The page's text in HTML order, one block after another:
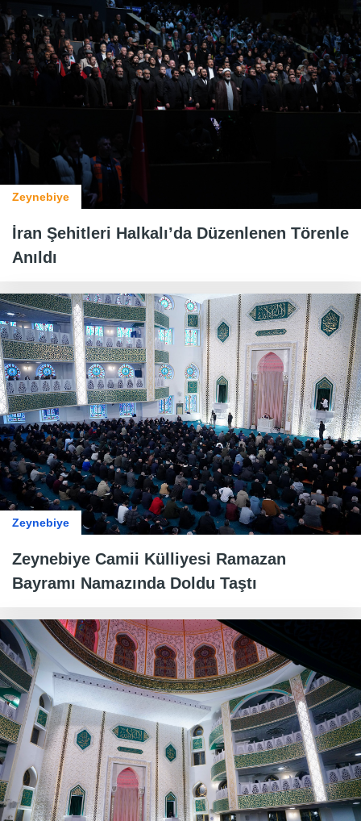
Zeynebiye
İran Şehitleri Halkalı’da Düzenlenen Törenle
Anıldı
Zeynebiye
Zeynebiye Camii Külliyesi Ramazan
Bayramı Namazında Doldu Taştı